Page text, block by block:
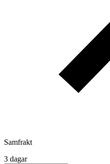
Samfrakt
3 dagar